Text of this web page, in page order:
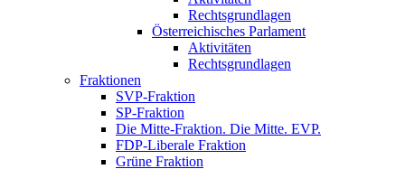
Rechtsgrundlagen
Österreichisches Parlament
Aktivitäten
Rechtsgrundlagen
Fraktionen
SVP-Fraktion
SP-Fraktion
Die Mitte-Fraktion. Die Mitte. EVP.
FDP-Liberale Fraktion
Grüne Fraktion